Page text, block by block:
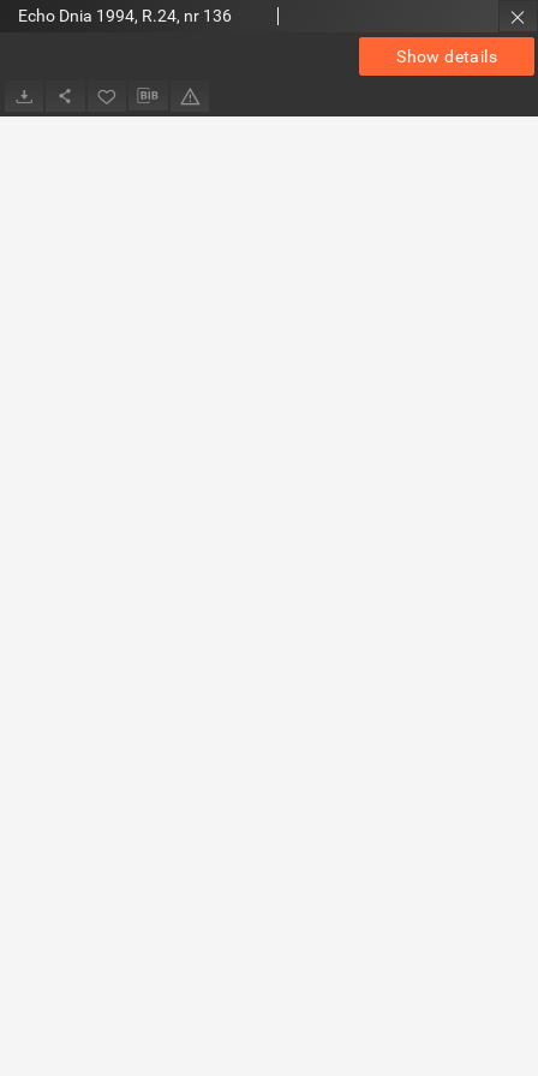
Show details
Echo Dnia 1994, R.24, nr 136